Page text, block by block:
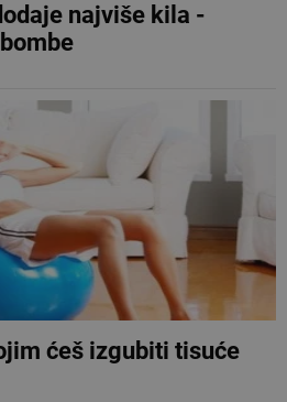
najviše kila -
ćeš izgubiti tisuće